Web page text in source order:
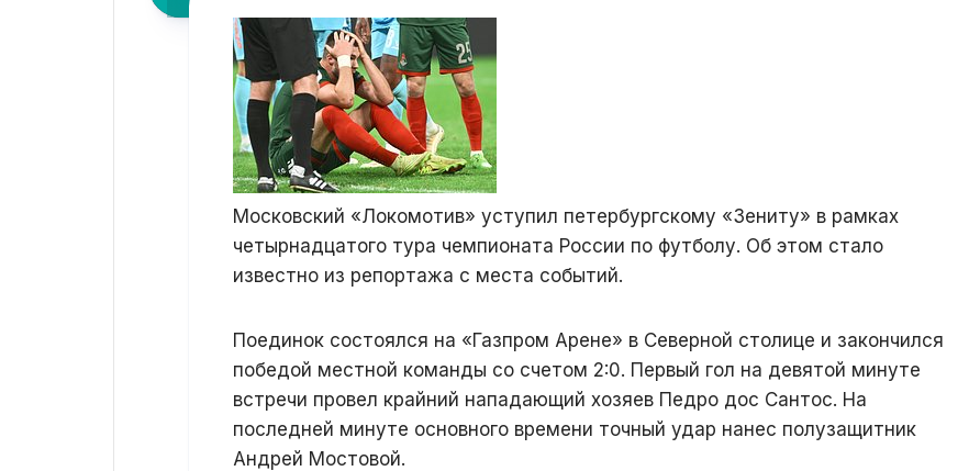
Московский «Локомотив» уступил петербургскому «Зениту» в рамках
четырнадцатого тура чемпионата России по футболу. Об этом стало
известно из репортажа с места событий.
Поединок состоялся на «Газпром Арене» в Северной столице и закончился
победой местной команды со счетом 2:0. Первый гол на девятой минуте
встречи провел крайний нападающий хозяев Педро дос Сантос. На
последней минуте основного времени точный удар нанес полузащитник
Андрей Мостовой.